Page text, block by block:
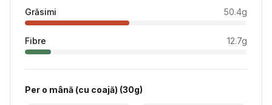
Grăsimi 50.4g
Fibre 12.7g
Per o mână (cu coajă) (30g)